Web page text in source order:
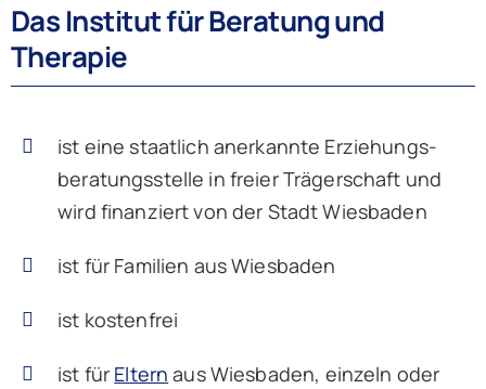
Das Institut für Beratung und
Therapie
ist eine staatlich anerkannte Erziehungs­
beratungsstelle in freier Trägerschaft und
wird finanziert von der Stadt Wiesbaden
ist für Familien aus Wiesbaden
ist kostenfrei
ist für Eltern aus Wiesbaden, einzeln oder